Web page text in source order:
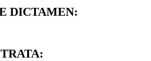
DICTAMEN: